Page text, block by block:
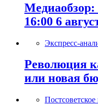
Медиаобзор:
16:00 6
Экспресс-
Революция
или новая